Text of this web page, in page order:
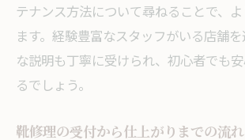
テナンス方法について尋ねることで、
ます。経験豊富なスタッフがいる店舗
な説明も丁寧に受けられ、初心者でも
るでしょう。
靴修理の受付から仕上がりまでの流れ